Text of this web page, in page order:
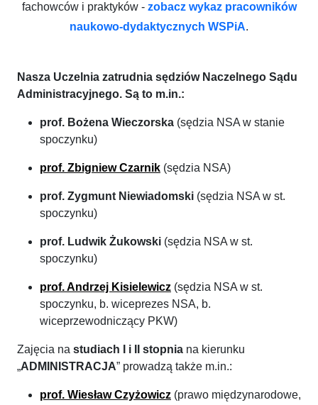
fachowców i praktyków - zobacz wykaz pracowników
naukowo-dydaktycznych WSPiA.
Nasza Uczelnia zatrudnia sędziów Naczelnego Sądu
Administracyjnego. Są to m.in.:
prof. Bożena Wieczorska (sędzia NSA w stanie
spoczynku)
prof. Zbigniew Czarnik (sędzia NSA)
prof. Zygmunt Niewiadomski (sędzia NSA w st.
spoczynku)
prof. Ludwik Żukowski (sędzia NSA w st.
spoczynku)
prof. Andrzej Kisielewicz (sędzia NSA w st.
spoczynku, b. wiceprezes NSA, b.
wiceprzewodniczący PKW)
Zajęcia na studiach I i II stopnia na kierunku
„ADMINISTRACJA” prowadzą także m.in.:
prof. Wiesław Czyżowicz (prawo międzynarodowe,